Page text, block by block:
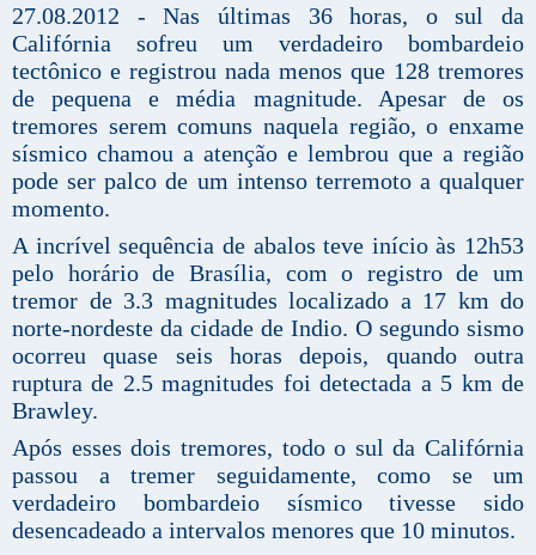
27.08.2012 - Nas últimas 36 horas, o sul da
Califórnia sofreu um verdadeiro bombardeio
tectônico e registrou nada menos que 128 tremores
de pequena e média magnitude. Apesar de os
tremores serem comuns naquela região, o enxame
sísmico chamou a atenção e lembrou que a região
pode ser palco de um intenso terremoto a qualquer
momento.
A incrível sequência de abalos teve início às 12h53
pelo horário de Brasília, com o registro de um
tremor de 3.3 magnitudes localizado a 17 km do
norte-nordeste da cidade de Indio. O segundo sismo
ocorreu quase seis horas depois, quando outra
ruptura de 2.5 magnitudes foi detectada a 5 km de
Brawley.
Após esses dois tremores, todo o sul da Califórnia
passou a tremer seguidamente, como se um
verdadeiro bombardeio sísmico tivesse sido
desencadeado a intervalos menores que 10 minutos.